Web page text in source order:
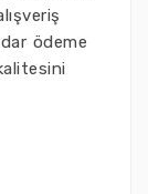
ödeme